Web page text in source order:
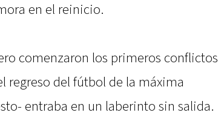
en el reinicio.
comenzaron los primeros conflictos
regreso del fútbol de la máxima
entraba en un laberinto sin salida.